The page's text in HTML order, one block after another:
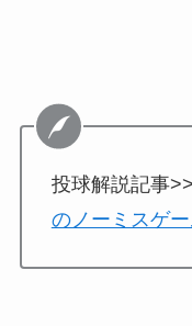
投球解説記事>>
のノーミスゲ